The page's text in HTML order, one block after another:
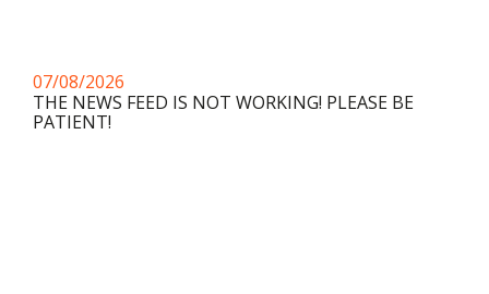
07/08/2026
THE NEWS FEED IS NOT WORKING! PLEASE BE
PATIENT!